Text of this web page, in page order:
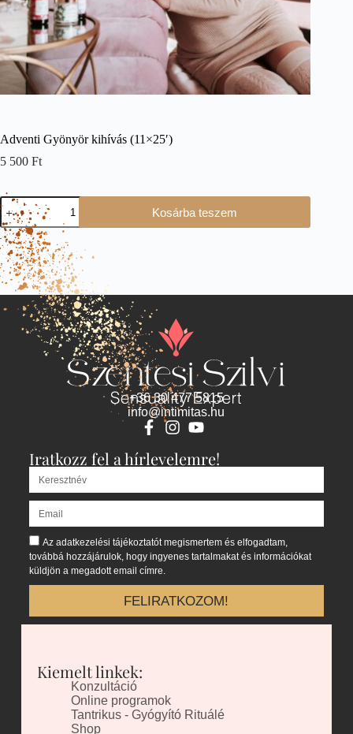
Adventi Gyönyör kihívás (11×25′)
5 500 Ft
Kosárba teszem
+36 30 477 5815
info@intimitas.hu
Iratkozz fel a hírlevelemre!
Az adatkezelési tájékoztatót megismertem és elfogadtam,
továbbá hozzájárulok, hogy ingyenes tartalmakat és információkat
küldjön a megadott email címre.
FELIRATKOZOM!
Kiemelt linkek:
Konzultáció
Online programok
Tantrikus - Gyógyító Rituálé
Shop